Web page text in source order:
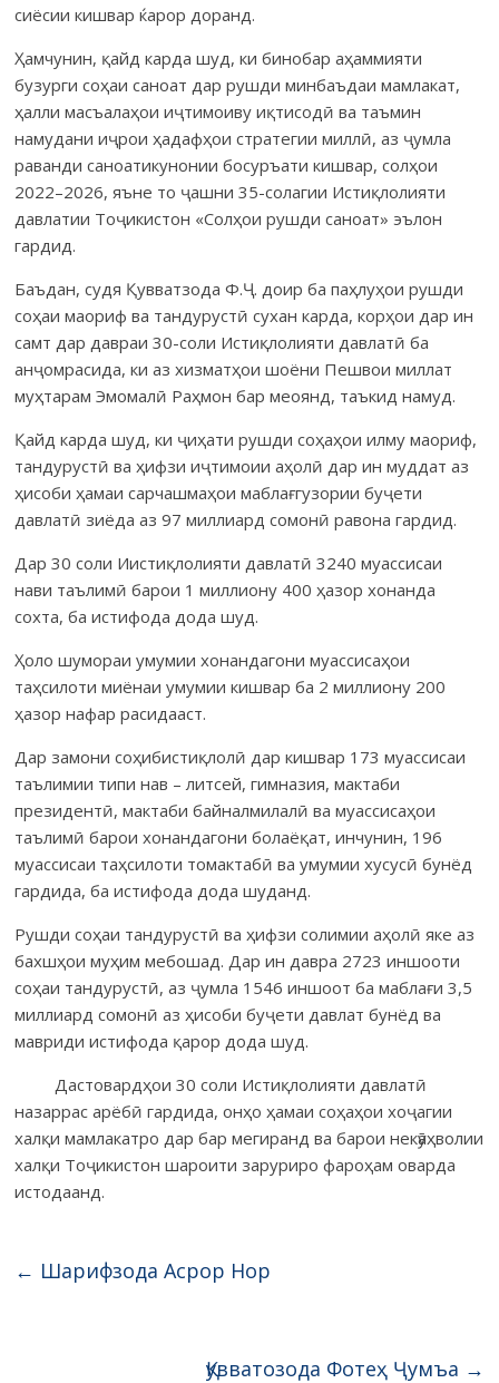
сиёсии кишвар ќарор доранд.
Ҳамчунин, қайд карда шуд, ки бинобар аҳаммияти
бузурги соҳаи саноат дар рушди минбаъдаи мамлакат,
ҳалли масъалаҳои иҷтимоиву иқтисодӣ ва таъмин
намудани иҷрои ҳадафҳои стратегии миллӣ, аз ҷумла
раванди саноатикунонии босуръати кишвар, солҳои
2022–2026, яъне то ҷашни 35-солагии Истиқлолияти
давлатии Тоҷикистон «Солҳои рушди саноат» эълон
гардид.
Баъдан, судя Қувватзода Ф.Ҷ. доир ба паҳлуҳои рушди
соҳаи маориф ва тандурустӣ сухан карда, корҳои дар ин
самт дар давраи 30-соли Истиқлолияти давлатӣ ба
анҷомрасида, ки аз хизматҳои шоёни Пешвои миллат
муҳтарам Эмо­малӣ Раҳ­мон бар меоянд, таъкид намуд.
Қайд карда шуд, ки ҷиҳати рушди соҳаҳои илму маориф,
тандурустӣ ва ҳифзи иҷтимоии аҳолӣ дар ин муддат аз
ҳисоби ҳамаи сарчашмаҳои маблағгузории буҷети
давлатӣ зиёда аз 97 миллиард сомонӣ равона гардид.
Дар 30 соли Иистиқлолияти давлатӣ 3240 муассисаи
нави таълимӣ барои 1 миллиону 400 ҳазор хонанда
сохта, ба истифода дода шуд.
Ҳоло шумораи умумии хонандагони муассисаҳои
таҳсилоти миёнаи умумии кишвар ба 2 миллиону 200
ҳазор нафар расидааст.
Дар замони соҳибистиқлолӣ дар кишвар 173 муассисаи
таълимии типи нав – литсей, гимназия, мактаби
президентӣ, мактаби байналмилалӣ ва муассисаҳои
таълимӣ барои хонандагони болаёқат, инчунин, 196
муассисаи таҳсилоти томактабӣ ва умумии хусусӣ бунёд
гардида, ба истифода дода шуданд.
Рушди соҳаи тандурустӣ ва ҳифзи солимии аҳолӣ яке аз
бахшҳои муҳим мебошад. Дар ин давра 2723 иншооти
соҳаи тандурустӣ, аз ҷумла 1546 иншоот ба маблағи 3,5
миллиард сомонӣ аз ҳисоби буҷети давлат бунёд ва
мавриди истифода қарор дода шуд.
Дастовардҳои 30 соли Истиқлолияти давлатӣ
назаррас арёбӣ гардида, онҳо ҳамаи соҳаҳои хоҷагии
халқи мамлакатро дар бар мегиранд ва барои некӯ­аҳволии
халқи Тоҷикистон шароити заруриро фароҳам оварда
исто­даанд.
← Шарифзода Асрор Нор
Қувватозода Фотеҳ Ҷумъа →